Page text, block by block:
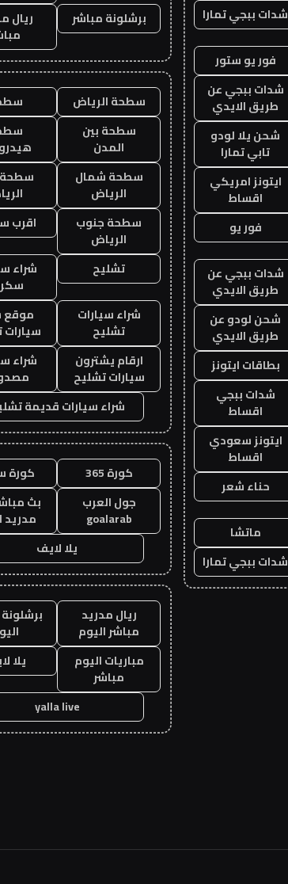
شدات ببجي تمارا
فور يو ستور
شدات ببجي عن
طريق الايدي
شحن يلا لودو
تابي تمارا
ايتونز امريكي
اقساط
فور يو
شدات ببجي عن
طريق الايدي
شحن لودو عن
طريق الايدي
بطاقات ايتونز
شدات ببجي
اقساط
ايتونز سعودي
اقساط
حناء شعر
ماتشا
شدات ببجي تمارا
برشلونة مباشر
ريال
سطحة الرياض
سطحة بين
المدن
سطحة شمال
الرياض
سطحة جنوب
الرياض
اقرب
تشليح
شراء
شراء سيارات
تشليح
موقع
ارقام يشترون
سيارات تشليح
شراء
شراء سيارات قديمة
كورة 365
كورة
جول العرب
goalarab
بث
مدريد
يلا لايف
ريال مدريد
مباشر اليوم
مباريات اليوم
مباشر
يلا
yalla live